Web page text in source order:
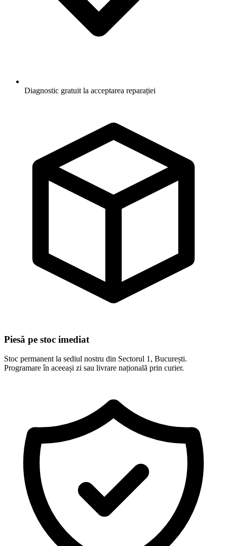
Diagnostic gratuit la acceptarea reparației
Piesă pe stoc imediat
Stoc permanent la sediul nostru din Sectorul 1, București.
Programare în aceeași zi sau livrare națională prin curier.